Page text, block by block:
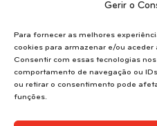
Gerir o
Para fornecer as melhores
cookies para armazenar e/ou
Consentir com essas tecnologias
comportamento de navegação ou
ou retirar o consentimento pode
funções.